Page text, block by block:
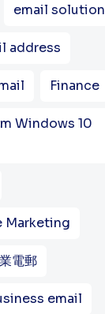
email solution
address
Finance
Windows 10
Marketing
電郵
email